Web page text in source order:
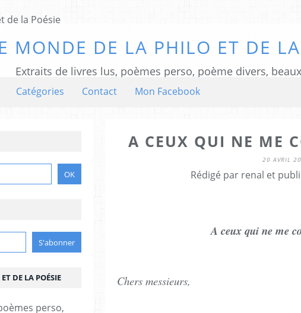
MONDE DE LA PHILO ET DE
Extraits de livres lus, poèmes perso, poème divers,
Catégories Contact Mon Facebook
A CEUX QUI NE ME
20 AVRIL
Rédigé par renal et
A ceux qui ne me
Chers messieurs,
DE LA POÉSIE
perso,